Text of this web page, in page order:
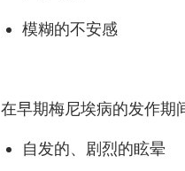
模糊的不安感
在早期梅尼埃病的发作期
自发的、剧烈的眩晕